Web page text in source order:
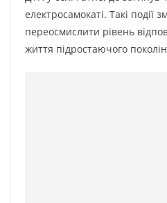
електросамокаті. Такі події
переосмислити рівень
життя підростаючого